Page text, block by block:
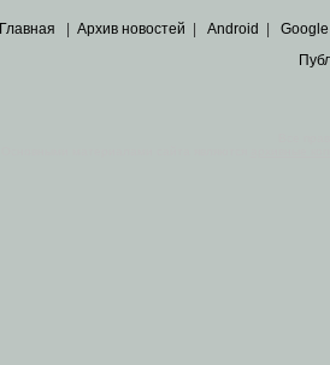
Главная Архив новостей Android Google